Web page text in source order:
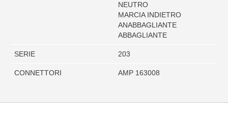
NEUTRO
MARCIA INDIETRO
ANABBAGLIANTE
ABBAGLIANTE
SERIE 203
CONNETTORI AMP 163008